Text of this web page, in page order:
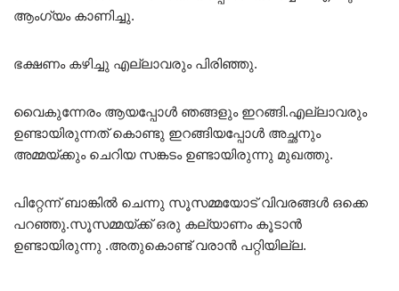
ആംഗ്യം കാണിച്ചു.
ഭക്ഷണം കഴിച്ചു എല്ലാവരും പിരിഞ്ഞു.
വൈകുന്നേരം ആയപ്പോൾ ഞങ്ങളും ഇറങ്ങി.എല്ലാവരും
ഉണ്ടായിരുന്നത് കൊണ്ടു ഇറങ്ങിയപ്പോൾ അച്ഛനും
അമ്മയ്ക്കും ചെറിയ സങ്കടം ഉണ്ടായിരുന്നു മുഖത്തു.
പിറ്റേന്ന്‌ ബാങ്കിൽ ചെന്നു സൂസമ്മയോട് വിവരങ്ങൾ ഒക്കെ
പറഞ്ഞു.സൂസമ്മയ്ക്ക് ഒരു കല്യാണം കൂടാൻ
ഉണ്ടായിരുന്നു .അതുകൊണ്ട് വരാൻ പറ്റിയില്ല.